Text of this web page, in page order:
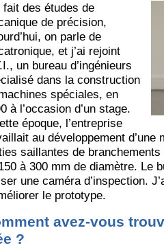
fait des études de
de précision,
on parle de
et j’ai rejoint
un bureau d’ingénieurs
dans la construction
spéciales, en
à l’occasion d’un stage.
époque, l’entreprise
au développement
saillantes de
à 300 mm de diamètre. Le
une caméra d’inspection.
le prototype.
avez-vous
?